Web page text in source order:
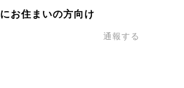
お住まいの方向け
通報する